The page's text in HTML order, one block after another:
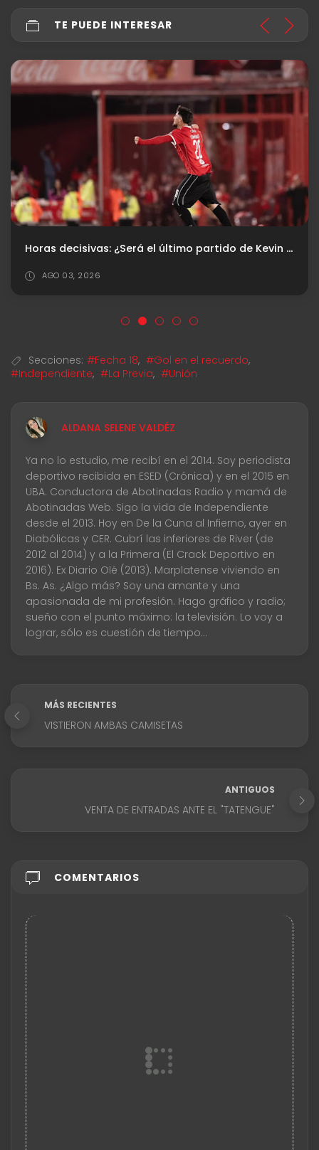
TE PUEDE INTERESAR
Horas decisivas: ¿Será el último partido de Kevin Lomónaco en el Rojo?
AGO 03, 2026
Secciones: #Fecha 18, #Gol en el recuerdo,
#Independiente, #La Previa, #Unión
ALDANA SELENE VALDÉZ
Ya no lo estudio, me recibí en el 2014. Soy periodista
deportivo recibida en ESED (Crónica) y en el 2015 en
UBA. Conductora de Abotinadas Radio y mamá de
Abotinadas Web. Sigo la vida de Independiente
desde el 2013. Hoy en De la Cuna al Infierno, ayer en
Diabólicas y CER. Cubrí las inferiores de River (de
2012 al 2014) y a la Primera (El Crack Deportivo en
2016). Ex Diario Olé (2013). Marplatense viviendo en
Bs. As. ¿Algo más? Soy una amante y una
apasionada de mi profesión. Hago gráfico y radio;
sueño con el punto máximo: la televisión. Lo voy a
lograr, sólo es cuestión de tiempo...
MÁS RECIENTES
VISTIERON AMBAS CAMISETAS
ANTIGUOS
VENTA DE ENTRADAS ANTE EL "TATENGUE"
COMENTARIOS